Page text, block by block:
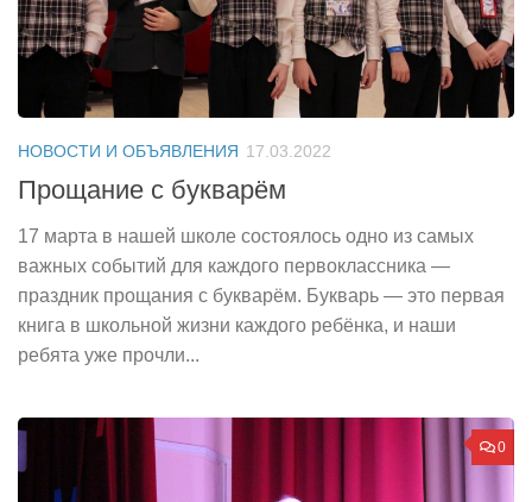
НОВОСТИ И ОБЪЯВЛЕНИЯ 17.03.2022
Прощание с букварём
17 марта в нашей школе состоялось одно из самых
важных событий для каждого первоклассника —
праздник прощания с букварём. Букварь — это первая
книга в школьной жизни каждого ребёнка, и наши
ребята уже прочли...
0